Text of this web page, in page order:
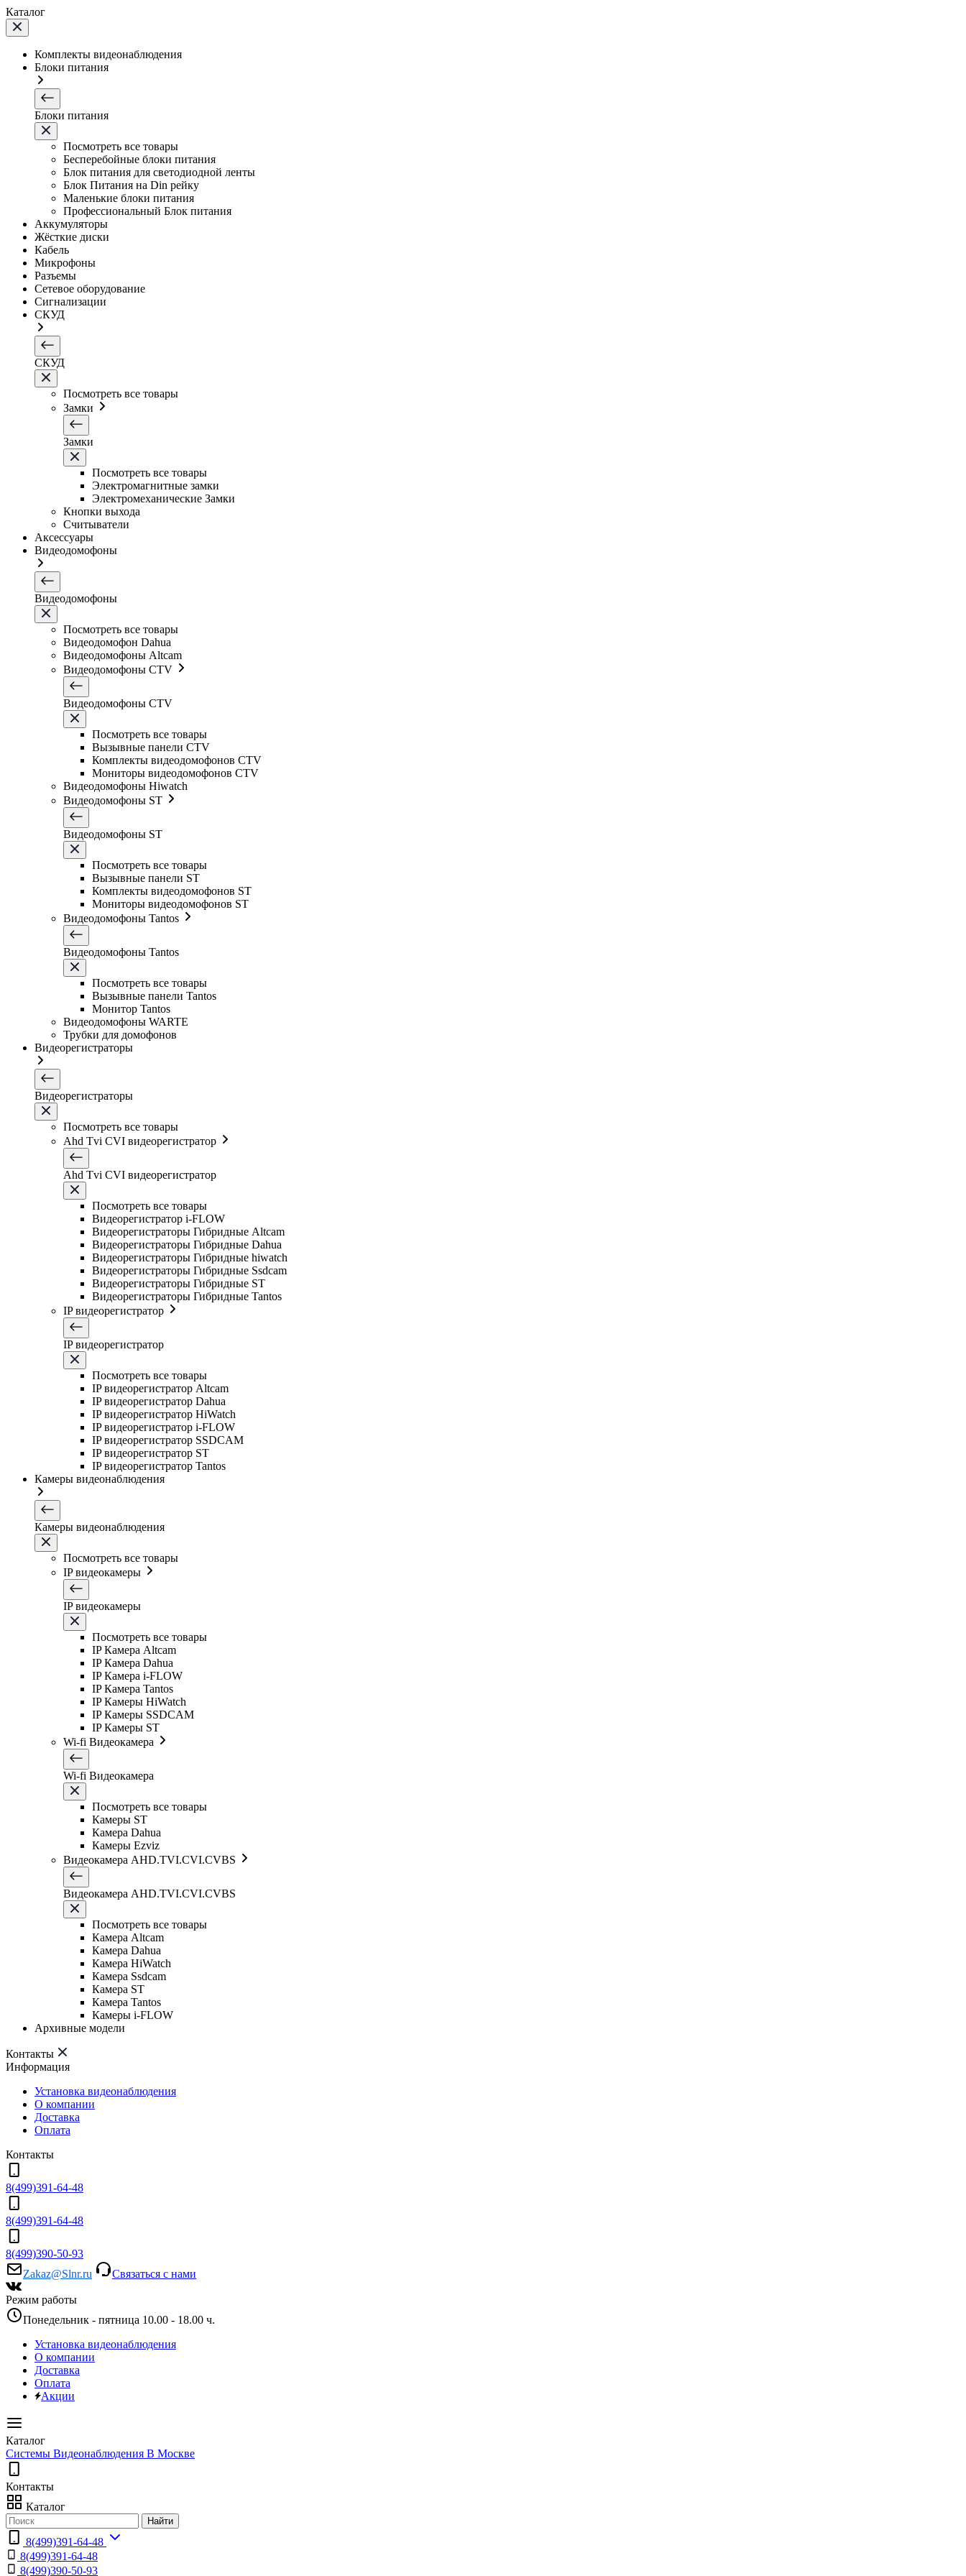
Каталог
Комплекты видеонаблюдения
Блоки питания
Блоки питания
Посмотреть все товары
Бесперебойные блоки питания
Блок питания для светодиодной ленты
Блок Питания на Din рейку
Маленькие блоки питания
Профессиональный Блок питания
Аккумуляторы
Жёсткие диски
Кабель
Микрофоны
Разъемы
Сетевое оборудование
Сигнализации
СКУД
СКУД
Посмотреть все товары
Замки
Замки
Посмотреть все товары
Электромагнитные замки
Электромеханические Замки
Кнопки выхода
Считыватели
Аксессуары
Видеодомофоны
Видеодомофоны
Посмотреть все товары
Видеодомофон Dahua
Видеодомофоны Altcam
Видеодомофоны CTV
Видеодомофоны CTV
Посмотреть все товары
Вызывные панели CTV
Комплекты видеодомофонов CTV
Мониторы видеодомофонов CTV
Видеодомофоны Hiwatch
Видеодомофоны ST
Видеодомофоны ST
Посмотреть все товары
Вызывные панели ST
Комплекты видеодомофонов ST
Мониторы видеодомофонов ST
Видеодомофоны Tantos
Видеодомофоны Tantos
Посмотреть все товары
Вызывные панели Tantos
Монитор Tantos
Видеодомофоны WARTE
Трубки для домофонов
Видеорегистраторы
Видеорегистраторы
Посмотреть все товары
Ahd Tvi CVI видеорегистратор
Ahd Tvi CVI видеорегистратор
Посмотреть все товары
Видеорегистратор i-FLOW
Видеорегистраторы Гибридные Altcam
Видеорегистраторы Гибридные Dahua
Видеорегистраторы Гибридные hiwatch
Видеорегистраторы Гибридные Ssdcam
Видеорегистраторы Гибридные ST
Видеорегистраторы Гибридные Tantos
IP видеорегистратор
IP видеорегистратор
Посмотреть все товары
IP видеорегистратор Altcam
IP видеорегистратор Dahua
IP видеорегистратор HiWatch
IP видеорегистратор i-FLOW
IP видеорегистратор SSDCAM
IP видеорегистратор ST
IP видеорегистратор Tantos
Камеры видеонаблюдения
Камеры видеонаблюдения
Посмотреть все товары
IP видеокамеры
IP видеокамеры
Посмотреть все товары
IP Камера Altcam
IP Камера Dahua
IP Камера i-FLOW
IP Камера Tantos
IP Камеры HiWatch
IP Камеры SSDCAM
IP Камеры ST
Wi-fi Видеокамера
Wi-fi Видеокамера
Посмотреть все товары
Камеры ST
Камера Dahua
Камеры Ezviz
Видеокамера AHD.TVI.CVI.CVBS
Видеокамера AHD.TVI.CVI.CVBS
Посмотреть все товары
Камера Altcam
Камера Dahua
Камера HiWatch
Камера Ssdcam
Камера ST
Камера Tantos
Камеры i-FLOW
Архивные модели
Контакты
Информация
Установка видеонаблюдения
О компании
Доставка
Оплата
Контакты
8(499)391-64-48
8(499)391-64-48
8(499)390-50-93
Zakaz@Slnr.ru
Связаться с нами
Режим работы
Понедельник - пятница 10.00 - 18.00 ч.
Установка видеонаблюдения
О компании
Доставка
Оплата
Акции
Каталог
Системы Видеонаблюдения В Москве
Контакты
Каталог
Найти
8(499)391-64-48
8(499)391-64-48
8(499)390-50-93